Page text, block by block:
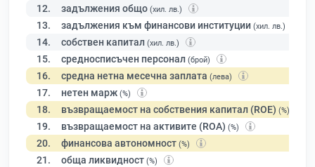
12. задължения общо (хил. лв.)
13. задължения към финансови институции (хил. лв.)
14. собствен капитал (хил. лв.)
15. средносписъчен персонал (брой)
16. средна нетна месечна заплата (лева)
17. нетен марж (%)
18. възвращаемост на собствения капитал (ROE) (%)
19. възвращаемост на активите (ROA) (%)
20. финансова автономност (%)
21. обща ликвидност (%)